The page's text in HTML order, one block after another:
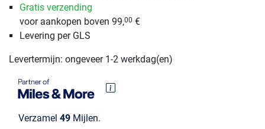
Gratis verzending
voor aankopen boven 99,00 €
Levering per GLS
Levertermijn: ongeveer 1-2 werkdag(en)
Verzamel 49 Mijlen.